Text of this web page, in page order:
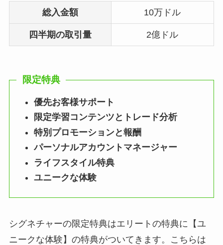
総入金額 10万ドル
四半期の取引量 2億ドル
限定特典
優先お客様サポート
限定学習コンテンツとトレード分析
特別プロモーションと報酬
パーソナルアカウントマネージャー
ライフスタイル特典
ユニークな体験
シグネチャーの限定特典はエリートの特典に【ユ
ニークな体験】の特典がついてきます。こちらは